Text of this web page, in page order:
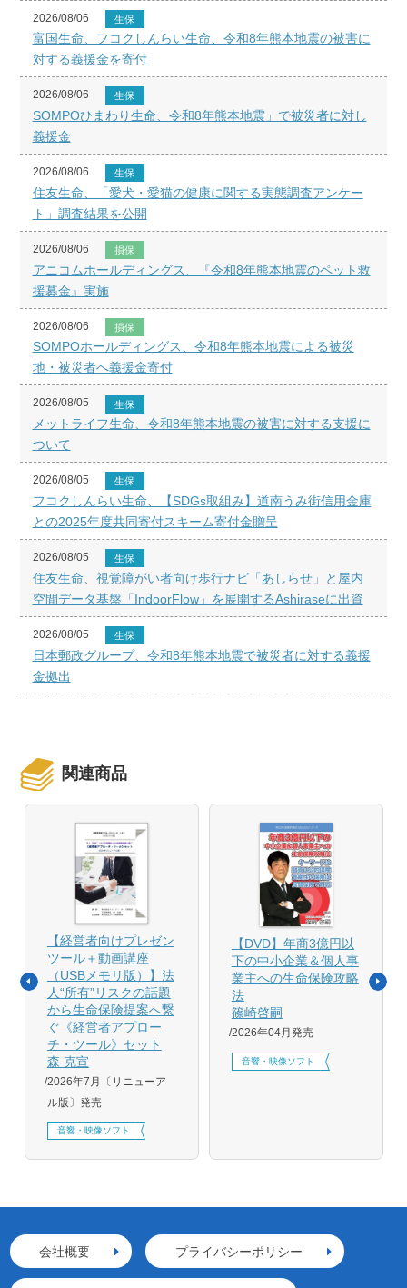
2026/08/06 生保
富国生命、フコクしんらい生命、令和8年熊本地震の被害に
対する義援金を寄付
2026/08/06 生保
SOMPOひまわり生命、令和8年熊本地震」で被災者に対し
義援金
2026/08/06 生保
住友生命、「愛犬・愛猫の健康に関する実態調査アンケー
ト」調査結果を公開
2026/08/06 損保
アニコムホールディングス、『令和8年熊本地震のペット救
援募金』実施
2026/08/06 損保
SOMPOホールディングス、令和8年熊本地震による被災
地・被災者へ義援金寄付
2026/08/05 生保
メットライフ生命、令和8年熊本地震の被害に対する支援に
ついて
2026/08/05 生保
フコクしんらい生命、【SDGs取組み】道南うみ街信用金庫
との2025年度共同寄付スキーム寄付金贈呈
2026/08/05 生保
住友生命、視覚障がい者向け歩行ナビ「あしらせ」と屋内
空間データ基盤「IndoorFlow」を展開するAshiraseに出資
2026/08/05 生保
日本郵政グループ、令和8年熊本地震で被災者に対する義援
金拠出
関連商品
【経営者向けプレゼン
ツール＋動画講座
（USBメモリ版）】法
人“所有”リスクの話題
から生命保険提案へ繋
ぐ《経営者アプロー
チ・ツール》セット
森 克宣
2026年7月〔リニューア
ル版〕発売
音響・映像ソフト
【DVD】年商3億円以
下の中小企業＆個人事
業主への生命保険攻略
法
篠崎啓嗣
2026年04月発売
音響・映像ソフト
会社概要 プライバシーポリシー